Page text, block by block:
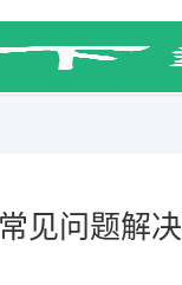
见问题解决